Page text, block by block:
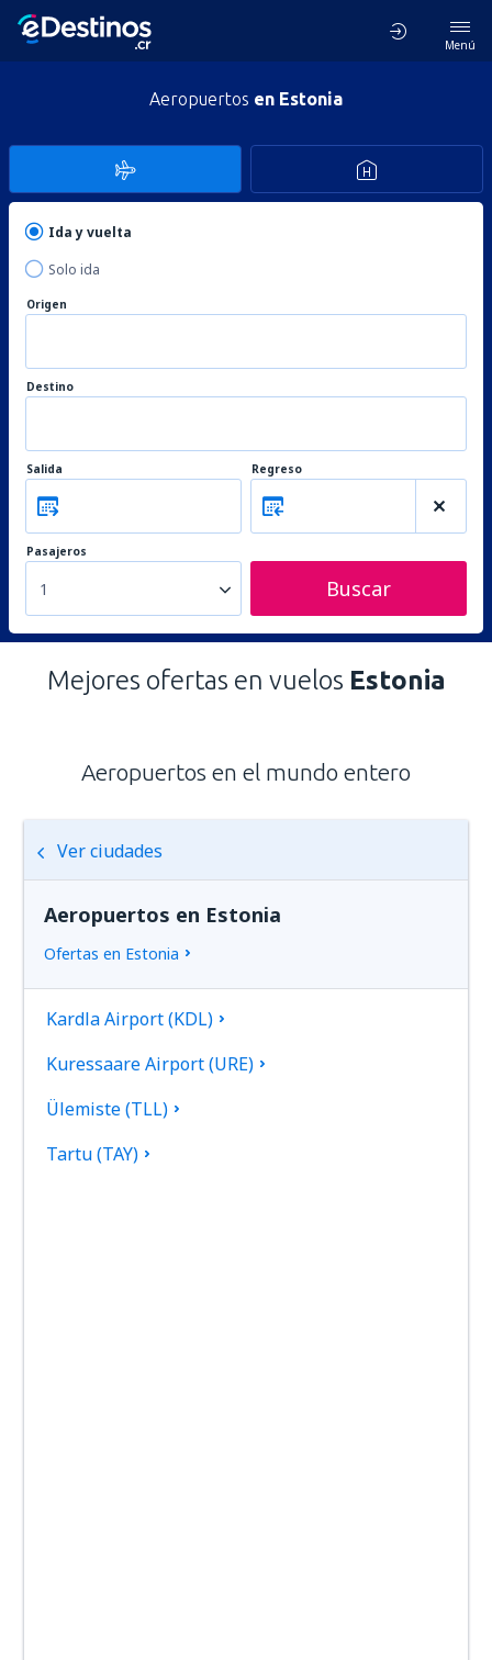
Menú
Aeropuertos en Estonia
Ida y vuelta
Solo ida
Origen
Destino
Salida Regreso
Pasajeros
1 Buscar
Mejores ofertas en vuelos Estonia
Aeropuertos en el mundo entero
Ver ciudades
Aeropuertos en Estonia
Ofertas en Estonia
Kardla Airport (KDL)
Kuressaare Airport (URE)
Ülemiste (TLL)
Tartu (TAY)